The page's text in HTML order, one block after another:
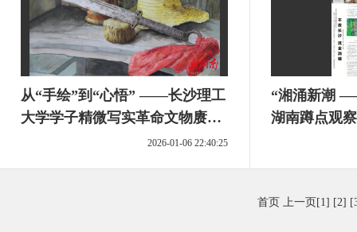
从“手绘”到“心悟” ——长沙理工
大学学子精微写实革命文物赓续
2026-01-06 22:40:25
“湘涌新潮
湖南蹲点观
首页 上一页 [1] [2]